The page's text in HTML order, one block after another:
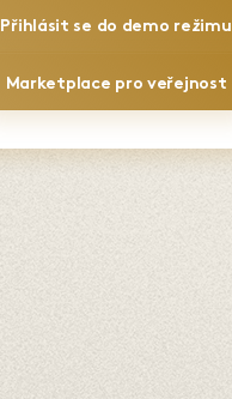
Přihlásit se do demo režimu
Marketplace pro veřejnost